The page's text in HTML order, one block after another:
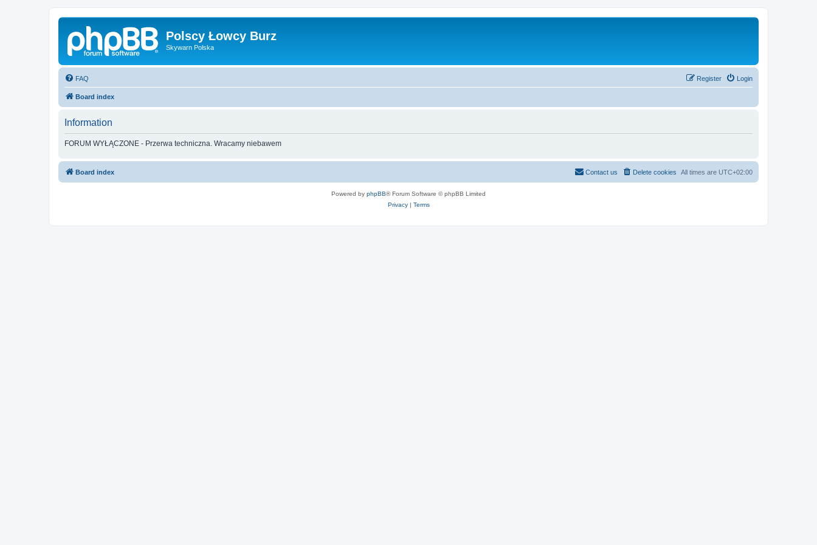
Polscy Łowcy Burz
Skywarn Polska
FAQ Login
Register
Board index
Information
FORUM WYŁĄCZONE - Przerwa techniczna. Wracamy niebawem
Board index All times are UTC+02:00
Delete cookies
Contact us
Powered by phpBB® Forum Software © phpBB Limited
Privacy| Terms